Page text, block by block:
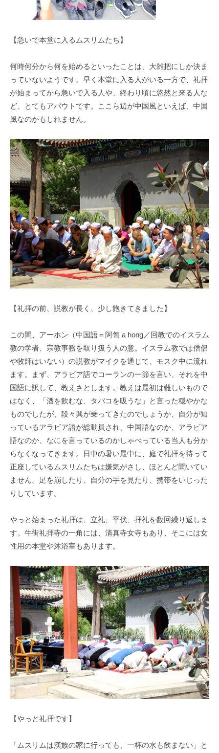
【急いで本堂に入るムスリムたち】
何時何分から何を始めるといったことは、大雑把にしか決ま
っていないようです。早く本堂に入る人がいる一方で、礼拝
が始まってから急いで入る人や、終わり頃に悠然と来る人な
ど、とてもアバウトです。ここら辺が中国風といえば、中国
風なのかもしれません。
【礼拝の前、説教が長く、少し飽きてきました】
この間、アーホン（中国語＝阿訇 a hong／回教でのイスラム
教の学者、宗教事務を取り扱う人の意。イスラム教では僧侶
や牧師はいない）の説教がマイクを通じて、モスク中に流れ
ます。まず、アラビア語でコーランの一節を言い、それを中
国語に訳して、教えさとします。教えは最初は難しいもので
はなく、「酒を飲むな、タバコを吸うな」と言った穏やかな
ものでしたが、段々興が乗ってきたのでしょうか、自分が知
っているアラビア語が総動員され、中国語なのか、アラビア
語なのか、なにを言っているのかしゃべっている当人も分か
らなくなってきます。日中の暑い最中に、庭で礼拝を待って
正座しているムスリムたちは嫌気がさし、ほとんど聞いてい
ません。足を崩したり、自分の手を見たり、携帯をいじった
りしています。
やっと始まった礼拝は、立礼、平伏、拝礼を数回繰り返しま
す。牛街礼拝寺の一角には、清真寺女寺もあり、そこには女
性用の本堂や沐浴室もあります。
【やっと礼拝です】
「ムスリムは漢族の家に行っても、一杯の水も飲まない」と